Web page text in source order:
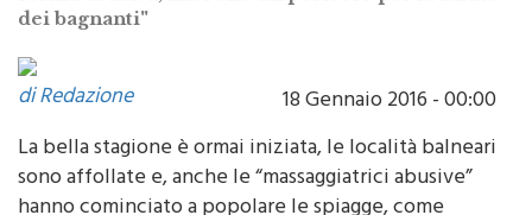
di Redazione
La bella stagione è ormai iniziata, le località balneari
sono affollate e, anche le “massaggiatrici abusive”
hanno cominciato a popolare le spiagge, come